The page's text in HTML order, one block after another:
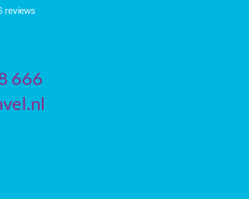
reviews
666